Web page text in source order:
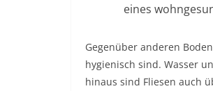
eines
Gegenüber anderen
hygienisch sind. Wasser
hinaus sind Fliesen auch